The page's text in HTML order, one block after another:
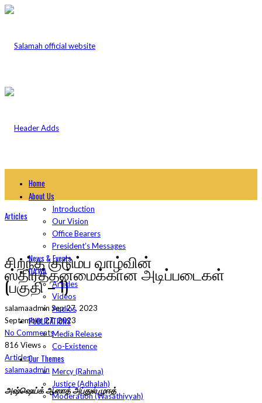
Home
About Us
Introduction
Our Vision
Office Bearers
President’s Messages
News & Events
DA’WA
Articles
Videos
Audios
PUBLICATIONS
Media Release
Co-Existence
Our Themes
Mercy (Rahma)
Justice (Adhalah)
Moderation (Wasathiyyah)
Articles
சிறந்த குடும்ப வாழ்வின்
ஸ்திரத்தன்மைக்கான அடிப்படைகள்
(பகுதி – 1)
salamaadmin Sep 27, 2023
September 27, 2023
No Comments
816 Views
Articles
salamaadmin
அஷ்ஷெய்க் ஆஸாத் அப்துல் முஈத்